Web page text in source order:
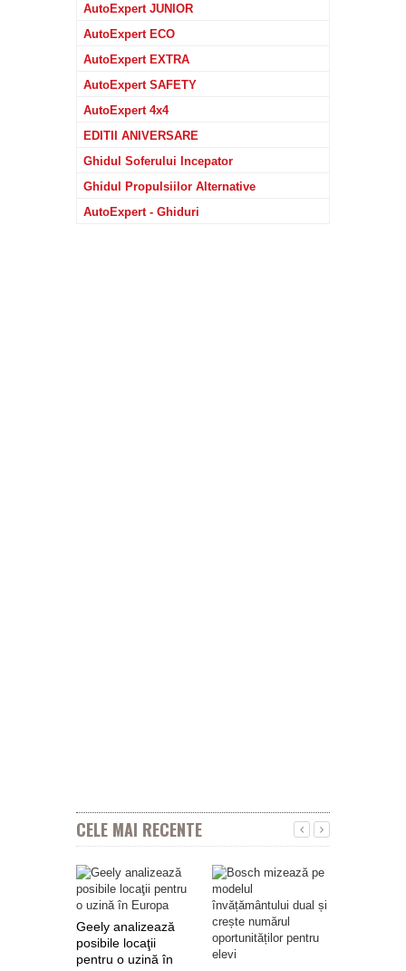
AutoExpert JUNIOR
AutoExpert ECO
AutoExpert EXTRA
AutoExpert SAFETY
AutoExpert 4x4
EDITII ANIVERSARE
Ghidul Soferului Incepator
Ghidul Propulsiilor Alternative
AutoExpert - Ghiduri
CELE MAI RECENTE
Geely analizează
posibile locaţii
pentru o uzină în